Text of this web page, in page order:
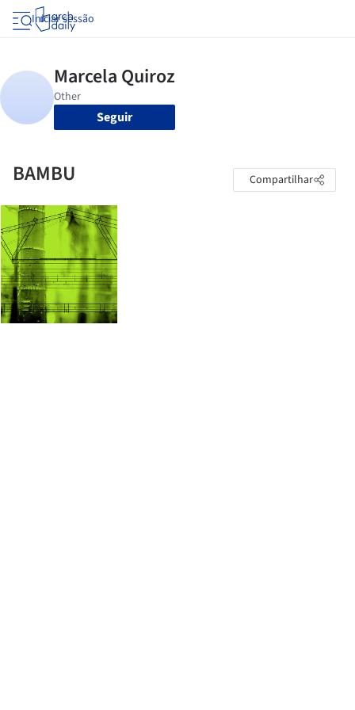
Iniciar sessão
Seguir
BAMBU Compartilhar